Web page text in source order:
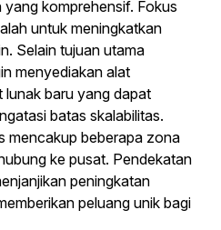
komprehensif. Fokus
untuk meningkatkan
Selain tujuan utama
menyediakan alat
lunak baru yang dapat
batas skalabilitas.
mencakup beberapa zona
ke pusat. Pendekatan
peningkatan
peluang unik bagi